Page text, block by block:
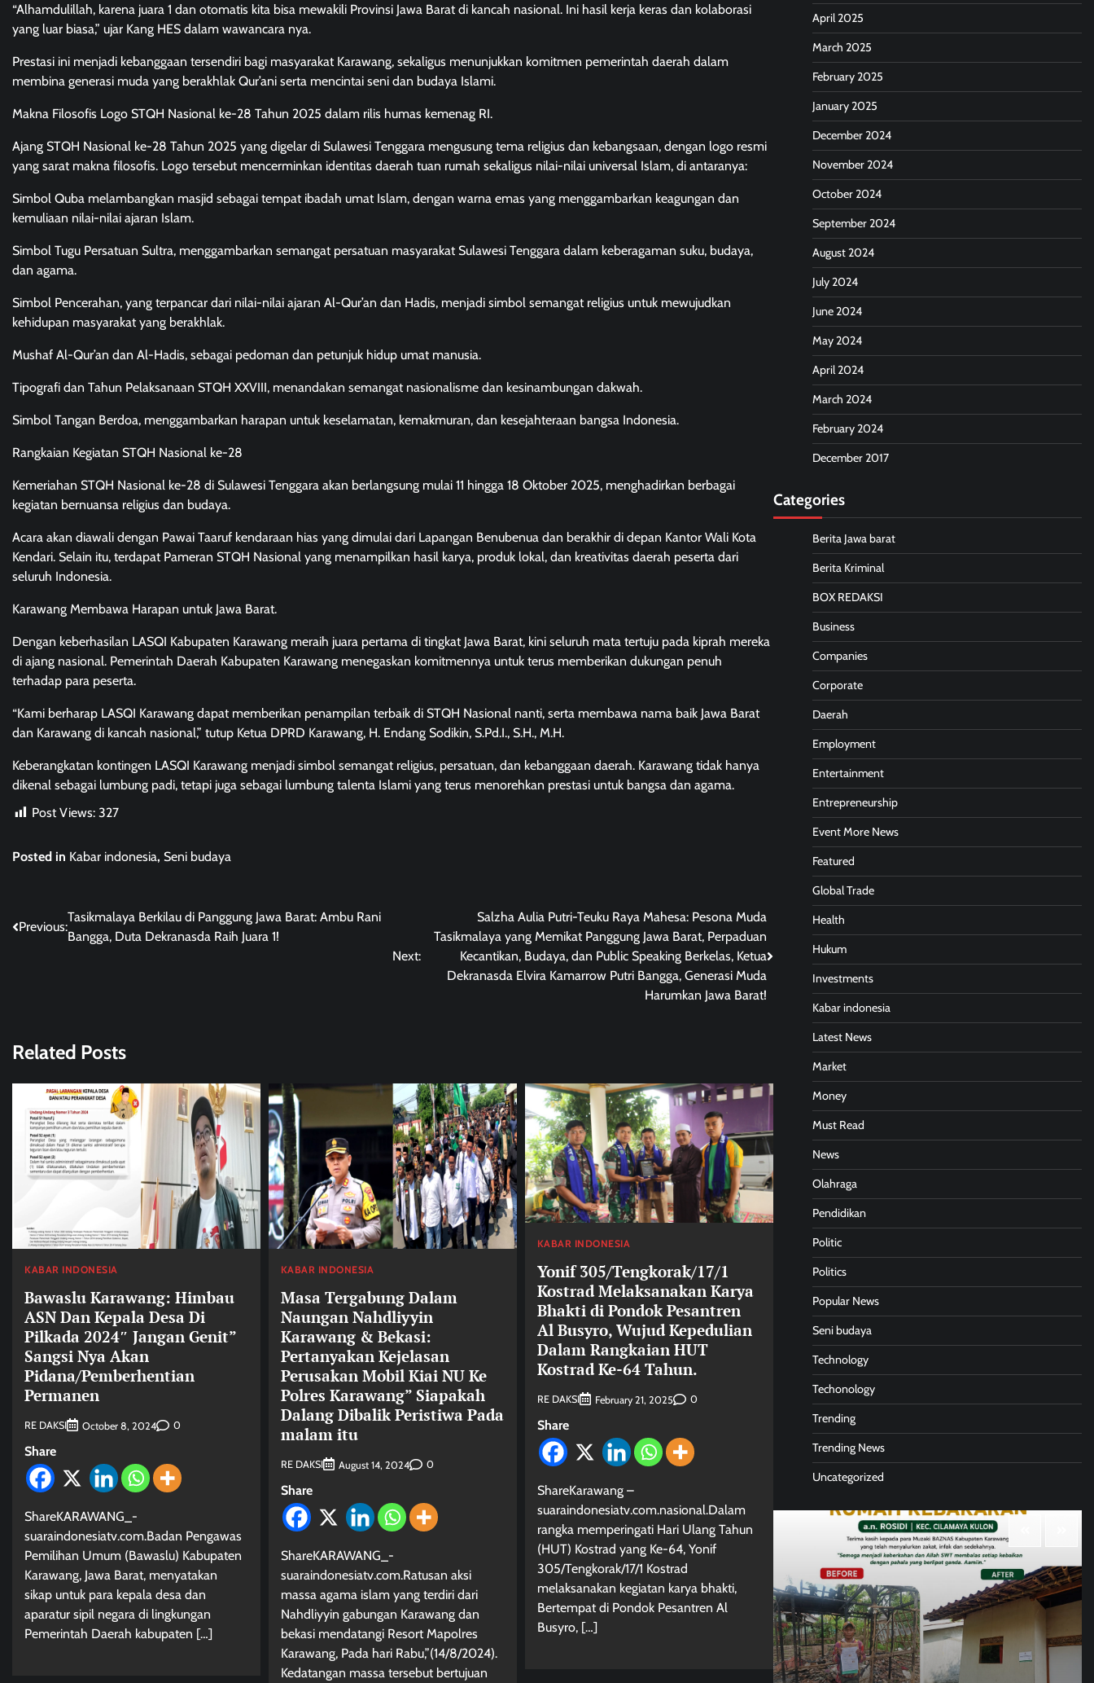
“Alhamdulillah, karena juara 1 dan otomatis kita bisa mewakili Provinsi Jawa Barat di kancah nasional. Ini hasil kerja keras dan kolaborasi
yang luar biasa,” ujar Kang HES dalam wawancara nya.
Prestasi ini menjadi kebanggaan tersendiri bagi masyarakat Karawang, sekaligus menunjukkan komitmen pemerintah daerah dalam
membina generasi muda yang berakhlak Qur’ani serta mencintai seni dan budaya Islami.
Makna Filosofis Logo STQH Nasional ke-28 Tahun 2025 dalam rilis humas kemenag RI.
Ajang STQH Nasional ke-28 Tahun 2025 yang digelar di Sulawesi Tenggara mengusung tema religius dan kebangsaan, dengan logo resmi
yang sarat makna filosofis. Logo tersebut mencerminkan identitas daerah tuan rumah sekaligus nilai-nilai universal Islam, di antaranya:
Simbol Quba melambangkan masjid sebagai tempat ibadah umat Islam, dengan warna emas yang menggambarkan keagungan dan
kemuliaan nilai-nilai ajaran Islam.
Simbol Tugu Persatuan Sultra, menggambarkan semangat persatuan masyarakat Sulawesi Tenggara dalam keberagaman suku, budaya,
dan agama.
Simbol Pencerahan, yang terpancar dari nilai-nilai ajaran Al-Qur’an dan Hadis, menjadi simbol semangat religius untuk mewujudkan
kehidupan masyarakat yang berakhlak.
Mushaf Al-Qur’an dan Al-Hadis, sebagai pedoman dan petunjuk hidup umat manusia.
Tipografi dan Tahun Pelaksanaan STQH XXVIII, menandakan semangat nasionalisme dan kesinambungan dakwah.
Simbol Tangan Berdoa, menggambarkan harapan untuk keselamatan, kemakmuran, dan kesejahteraan bangsa Indonesia.
Rangkaian Kegiatan STQH Nasional ke-28
Kemeriahan STQH Nasional ke-28 di Sulawesi Tenggara akan berlangsung mulai 11 hingga 18 Oktober 2025, menghadirkan berbagai
kegiatan bernuansa religius dan budaya.
Acara akan diawali dengan Pawai Taaruf kendaraan hias yang dimulai dari Lapangan Benubenua dan berakhir di depan Kantor Wali Kota
Kendari. Selain itu, terdapat Pameran STQH Nasional yang menampilkan hasil karya, produk lokal, dan kreativitas daerah peserta dari
seluruh Indonesia.
Karawang Membawa Harapan untuk Jawa Barat.
Dengan keberhasilan LASQI Kabupaten Karawang meraih juara pertama di tingkat Jawa Barat, kini seluruh mata tertuju pada kiprah mereka
di ajang nasional. Pemerintah Daerah Kabupaten Karawang menegaskan komitmennya untuk terus memberikan dukungan penuh
terhadap para peserta.
“Kami berharap LASQI Karawang dapat memberikan penampilan terbaik di STQH Nasional nanti, serta membawa nama baik Jawa Barat
dan Karawang di kancah nasional,” tutup Ketua DPRD Karawang, H. Endang Sodikin, S.Pd.I., S.H., M.H.
Keberangkatan kontingen LASQI Karawang menjadi simbol semangat religius, persatuan, dan kebanggaan daerah. Karawang tidak hanya
dikenal sebagai lumbung padi, tetapi juga sebagai lumbung talenta Islami yang terus menorehkan prestasi untuk bangsa dan agama.
Post Views: 327
Posted in Kabar indonesia, Seni budaya
Post
navigation
Previous:
Tasikmalaya Berkilau di Panggung Jawa Barat: Ambu Rani
Bangga, Duta Dekranasda Raih Juara 1!
Next:
Salzha Aulia Putri-Teuku Raya Mahesa: Pesona Muda
Tasikmalaya yang Memikat Panggung Jawa Barat, Perpaduan
Kecantikan, Budaya, dan Public Speaking Berkelas, Ketua
Dekranasda Elvira Kamarrow Putri Bangga, Generasi Muda
Harumkan Jawa Barat!
Related Posts
KABAR INDONESIA
Bawaslu Karawang: Himbau
ASN Dan Kepala Desa Di
Pilkada 2024″ Jangan Genit”
Sangsi Nya Akan
Pidana/Pemberhentian
Permanen
RE DAKSI October 8, 2024 0
Share
ShareKARAWANG_-
suaraindonesiatv.com.Badan Pengawas
Pemilihan Umum (Bawaslu) Kabupaten
Karawang, Jawa Barat, menyatakan
sikap untuk para kepala desa dan
aparatur sipil negara di lingkungan
Pemerintah Daerah kabupaten […]
KABAR INDONESIA
Masa Tergabung Dalam
Naungan Nahdliyyin
Karawang & Bekasi:
Pertanyakan Kejelasan
Perusakan Mobil Kiai NU Ke
Polres Karawang” Siapakah
Dalang Dibalik Peristiwa Pada
malam itu
RE DAKSI August 14, 2024 0
Share
ShareKARAWANG_-
suaraindonesiatv.com.Ratusan aksi
massa agama islam yang terdiri dari
Nahdliyyin gabungan Karawang dan
bekasi mendatangi Resort Mapolres
Karawang, Pada hari Rabu,”(14/8/2024).
Kedatangan massa tersebut bertujuan
KABAR INDONESIA
Yonif 305/Tengkorak/17/1
Kostrad Melaksanakan Karya
Bhakti di Pondok Pesantren
Al Busyro, Wujud Kepedulian
Dalam Rangkaian HUT
Kostrad Ke-64 Tahun.
RE DAKSI February 21, 2025 0
Share
ShareKarawang –
suaraindonesiatv.com.nasional.Dalam
rangka memperingati Hari Ulang Tahun
(HUT) Kostrad yang Ke-64, Yonif
305/Tengkorak/17/1 Kostrad
melaksanakan kegiatan karya bhakti,
Bertempat di Pondok Pesantren Al
Busyro, […]
April 2025
March 2025
February 2025
January 2025
December 2024
November 2024
October 2024
September 2024
August 2024
July 2024
June 2024
May 2024
April 2024
March 2024
February 2024
December 2017
Categories
Berita Jawa barat
Berita Kriminal
BOX REDAKSI
Business
Companies
Corporate
Daerah
Employment
Entertainment
Entrepreneurship
Event More News
Featured
Global Trade
Health
Hukum
Investments
Kabar indonesia
Latest News
Market
Money
Must Read
News
Olahraga
Pendidikan
Politic
Politics
Popular News
Seni budaya
Technology
Techonology
Trending
Trending News
Uncategorized
Berita Jawa Barat